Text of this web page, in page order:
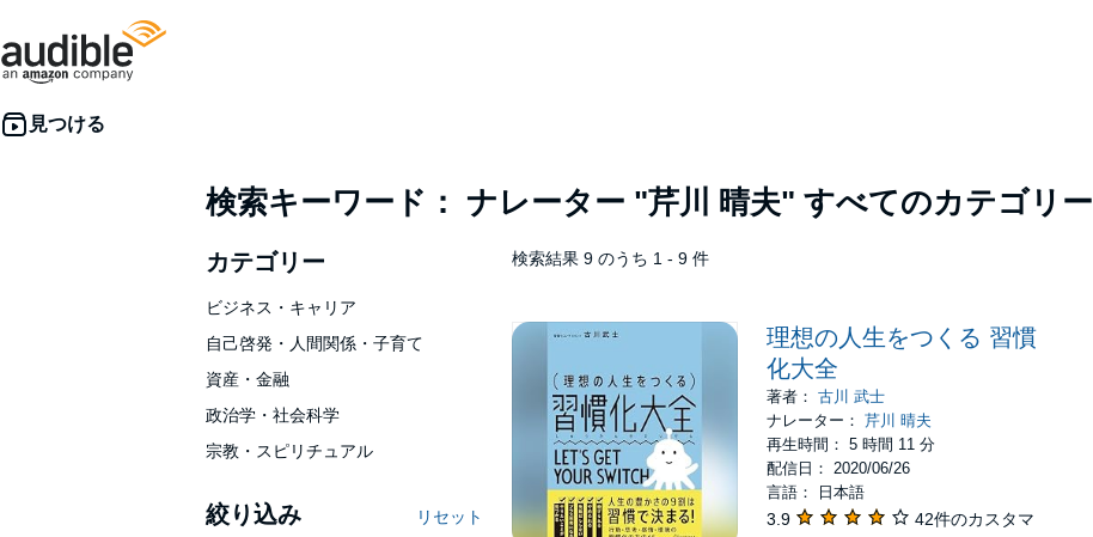
検索キーワード： ナレーター "芹川 晴夫" すべてのカテゴリー
カテゴリー
ビジネス・キャリア
自己啓発・人間関係・子育て
資産・金融
政治学・社会科学
宗教・スピリチュアル
絞り込み リセット
検索結果 9 のうち 1 - 9 件
理想の人生をつくる 習慣
化大全
著者：古川 武士
ナレーター：芹川 晴夫
再生時間： 5 時間 11 分
配信日： 2020/06/26
言語： 日本語
3.9
42件のカスタマ